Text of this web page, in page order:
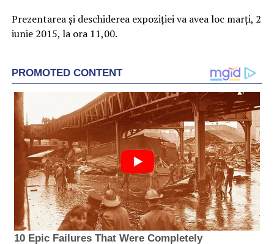
Prezentarea și deschiderea expoziției va avea loc marți, 2
iunie 2015, la ora 11,00.